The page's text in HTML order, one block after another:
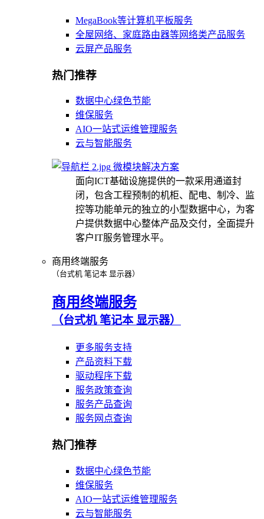
MegaBook等计算机平板服务
全屋网络、家庭路由器等网络类产品服务
云屏产品服务
热门推荐
数据中心绿色节能
维保服务
AIO一站式运维管理服务
云与智能服务
微模块解决方案
面向ICT基础设施提供的一款采用通道封
闭，包含工程预制的机柜、配电、制冷、监
控等功能单元的独立的小型数据中心，为客
户提供数据中心整体产品及交付，全面提升
客户IT服务管理水平。
商用终端服务
（台式机 笔记本 显示器）
商用终端服务
（台式机 笔记本 显示器）
更多服务支持
产品资料下载
驱动程序下载
服务政策查询
服务产品查询
服务网点查询
热门推荐
数据中心绿色节能
维保服务
AIO一站式运维管理服务
云与智能服务